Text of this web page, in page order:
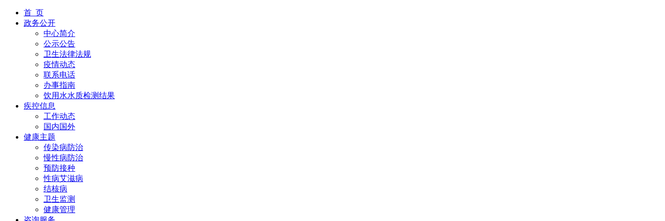
首 页
政务公开
中心简介
公示公告
卫生法律法规
疫情动态
联系电话
办事指南
饮用水水质检测结果
疾控信息
工作动态
国内国外
健康主题
传染病防治
慢性病防治
预防接种
性病艾滋病
结核病
卫生监测
健康管理